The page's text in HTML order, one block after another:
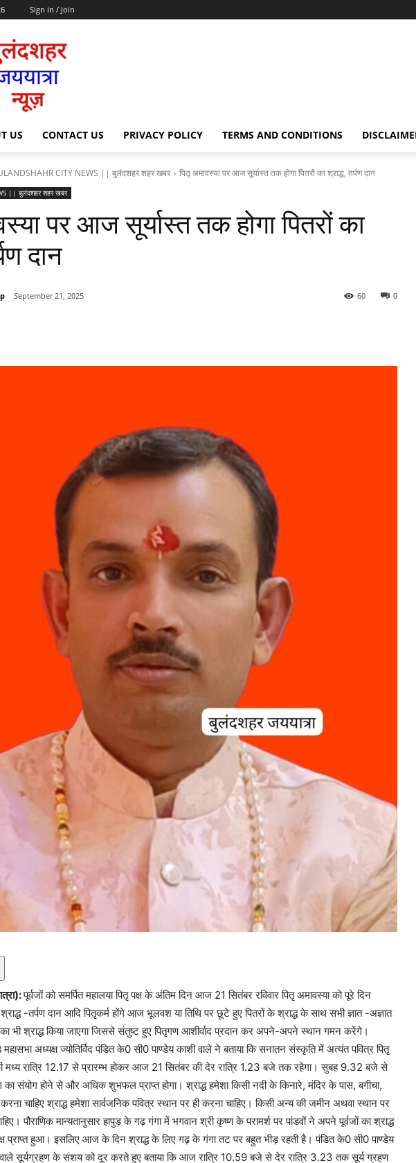
Sign in / Join
US CONTACT US PRIVACY POLICY TERMS AND CONDITIONS
CITY NEWS || बुलंदशहर शहर खबर पितृ अमावस्या पर आज सूर्यास्त तक होगा पितरों का श्राद्ध, तर्पण दान
|| बुलंदशहर शहर खबर
पर आज सूर्यास्त तक होगा पितरों का
दान
September 21, 2025 0
60
पूर्वजों को समर्पित महालया पितृ पक्ष के अंतिम दिन आज 21 सितंबर रविवार पितृ अमावस्या को पूरे दिन
श्राद्ध -तर्पण दान आदि पितृकर्म होंगे आज भूलवश या तिथि पर छूटे हुए पितरों के श्राद्ध के साथ सभी ज्ञात -अज्ञात
का भी श्राद्ध किया जाएगा जिससे संतुष्ट हुए पितृगण आशीर्वाद प्रदान कर अपने-अपने स्थान गमन करेंगे।
महासभा अध्यक्ष ज्योतिर्विद पंडित के0 सी0 पाण्डेय काशी वाले ने बताया कि सनातन संस्कृति में अत्यंत पवित्र पितृ
मध्य रात्रि 12.17 से प्रारम्भ होकर आज 21 सितंबर की देर रात्रि 1.23 बजे तक रहेगा। सुबह 9.32 बजे से
का संयोग होने से और अधिक शुभफल प्राप्त होगा। श्राद्ध हमेशा किसी नदी के किनारे, मंदिर के पास, बगीचा,
चाहिए श्राद्ध हमेशा सार्वजनिक पवित्र स्थान पर ही करना चाहिए। किसी अन्य की जमीन अथवा स्थान पर
पौराणिक मान्यतानुसार हापुड़ के गढ़ गंगा में भगवान श्री कृष्ण के परामर्श पर पांडवों ने अपने पूर्वजों का श्राद्ध
प्राप्त हुआ। इसलिए आज के दिन श्राद्ध के लिए गढ़ के गंगा तट पर बहुत भीड़ रहती है। पंडित के0 सी0 पाण्डेय
सूर्यग्रहण के संशय को दूर करते हुए बताया कि आज रात्रि 10.59 बजे से देर रात्रि 3.23 तक सूर्य ग्रहण